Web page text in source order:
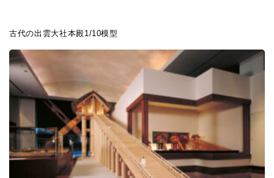
古代の出雲大社本殿1/10模型